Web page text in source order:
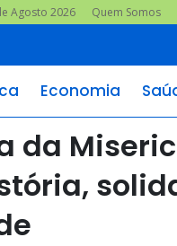
Agosto 2026 Quem Somos
Economia
da